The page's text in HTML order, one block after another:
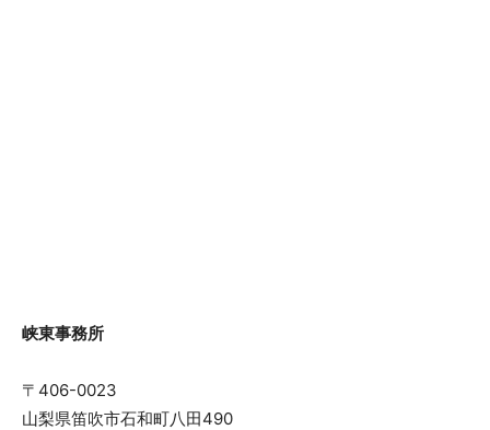
峡東事務所
〒406-0023
山梨県笛吹市石和町八田490